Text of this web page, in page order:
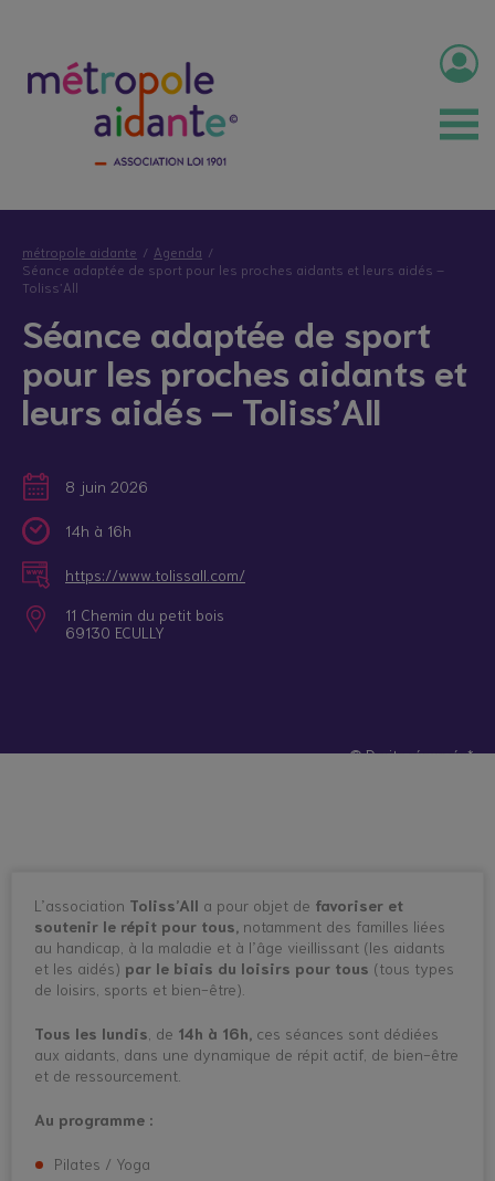
métropole aidante
Agenda
Séance adaptée de sport pour les proches aidants et leurs aidés –
Toliss’All
Séance adaptée de sport
pour les proches aidants et
leurs aidés – Toliss’All
8 juin 2026
14h à 16h
https://www.tolissall.com/
11 Chemin du petit bois
69130 ECULLY
© Droits réservés*
L’association Toliss’All a pour objet de favoriser et
soutenir le répit pour tous, notamment des familles liées
au handicap, à la maladie et à l’âge vieillissant (les aidants
et les aidés) par le biais du loisirs pour tous (tous types
de loisirs, sports et bien-être).
Tous les lundis , de 14h à 16h, ces séances sont dédiées
aux aidants, dans une dynamique de répit actif, de bien-être
et de ressourcement.
Au programme :
Pilates / Yoga